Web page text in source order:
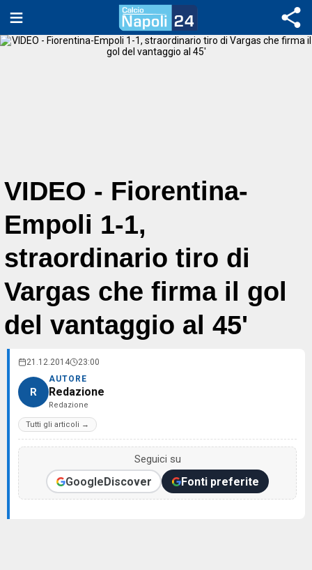
VIDEO - Fiorentina-
Empoli 1-1,
straordinario tiro di
Vargas che firma il gol
del vantaggio al 45'
21.12.2014 23:00
R
AUTORE
Redazione
Redazione
Tutti gli articoli →
Seguici su
GoogleDiscover Fonti preferite